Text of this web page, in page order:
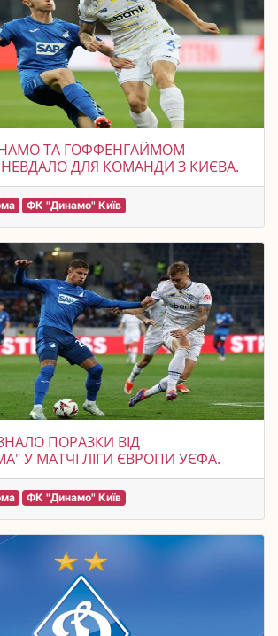
ТА ГОФФЕНГАЙМОМ
ДЛЯ КОМАНДИ З КИЄВА.
ФК "Динамо" Київ
ПОРАЗКИ ВІД
У МАТЧІ ЛІГИ ЄВРОПИ УЄФА.
ФК "Динамо" Київ